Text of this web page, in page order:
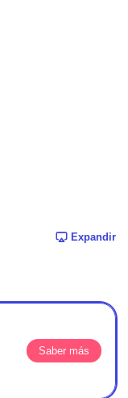
Expandir
Saber más